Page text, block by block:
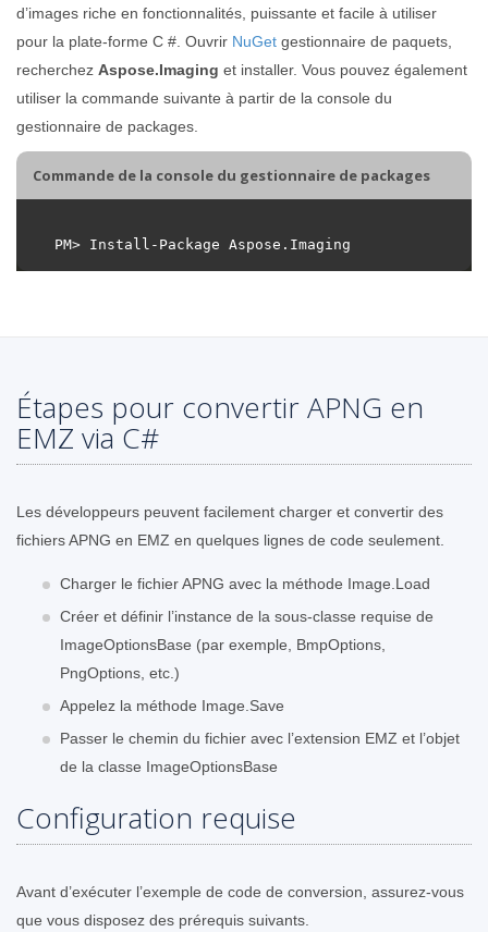
d’images riche en fonctionnalités, puissante et facile à utiliser
pour la plate-forme C #. Ouvrir NuGet gestionnaire de paquets,
recherchez Aspose.Imaging et installer. Vous pouvez également
utiliser la commande suivante à partir de la console du
gestionnaire de packages.
Commande de la console du gestionnaire de packages
Étapes pour convertir APNG en
EMZ via C#
Les développeurs peuvent facilement charger et convertir des
fichiers APNG en EMZ en quelques lignes de code seulement.
Charger le fichier APNG avec la méthode Image.Load
Créer et définir l’instance de la sous-classe requise de
ImageOptionsBase (par exemple, BmpOptions,
PngOptions, etc.)
Appelez la méthode Image.Save
Passer le chemin du fichier avec l’extension EMZ et l’objet
de la classe ImageOptionsBase
Configuration requise
Avant d’exécuter l’exemple de code de conversion, assurez-vous
que vous disposez des prérequis suivants.